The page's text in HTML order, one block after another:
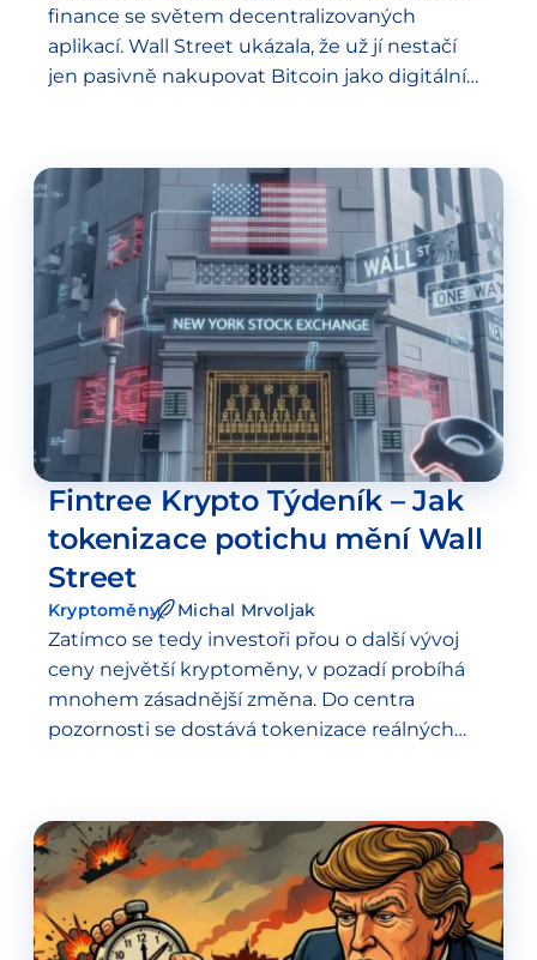
finance se světem decentralizovaných
aplikací. Wall Street ukázala, že už jí nestačí
jen pasivně nakupovat Bitcoin jako digitální
Fintree Krypto Týdeník – Jak
tokenizace potichu mění Wall
Street
Kryptoměny Michal Mrvoljak
Zatímco se tedy investoři přou o další vývoj
ceny největší kryptoměny, v pozadí probíhá
mnohem zásadnější změna. Do centra
pozornosti se dostává tokenizace reálných